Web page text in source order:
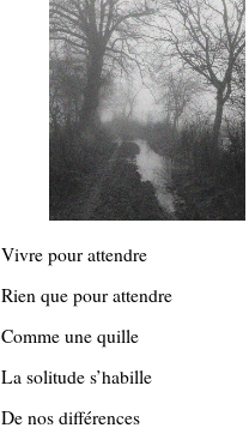
Vivre pour attendre
Rien que pour attendre
Comme une quille
La solitude s’habille
De nos différences